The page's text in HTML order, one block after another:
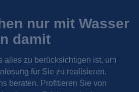
nur mit Wasser
damit
alles zu berücksichtigen ist, um
für Sie zu realisieren.
beraten. Profitieren Sie von